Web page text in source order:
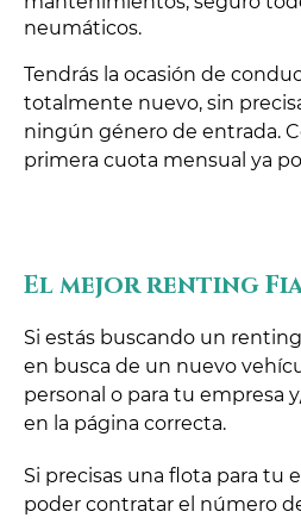
neumáticos.
Tendrás la ocasión de
totalmente nuevo, sin
ningún género de entrada.
primera cuota mensual ya
El mejor renting
Si estás buscando un
en busca de un nuevo
personal o para tu empresa
en la página correcta.
Si precisas una flota para tu
poder contratar el número